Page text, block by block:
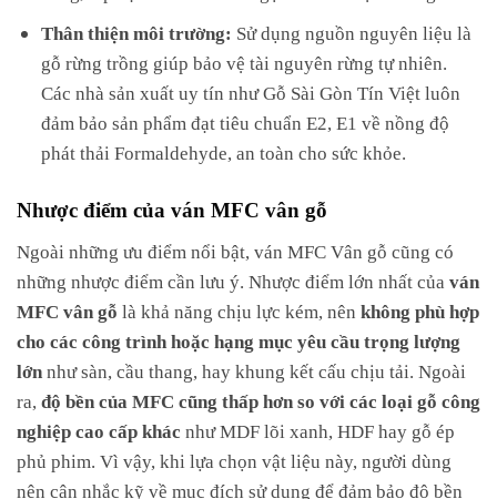
Thân thiện môi trường: Sử dụng nguồn nguyên liệu là
gỗ rừng trồng giúp bảo vệ tài nguyên rừng tự nhiên.
Các nhà sản xuất uy tín như Gỗ Sài Gòn Tín Việt luôn
đảm bảo sản phẩm đạt tiêu chuẩn E2, E1 về nồng độ
phát thải Formaldehyde, an toàn cho sức khỏe.
Nhược điểm của ván MFC vân gỗ
Ngoài những ưu điểm nổi bật, ván MFC Vân gỗ cũng có
những nhược điểm cần lưu ý. Nhược điểm lớn nhất của ván
MFC vân gỗ là khả năng chịu lực kém, nên không phù hợp
cho các công trình hoặc hạng mục yêu cầu trọng lượng
lớn như sàn, cầu thang, hay khung kết cấu chịu tải. Ngoài
ra, độ bền của MFC cũng thấp hơn so với các loại gỗ công
nghiệp cao cấp khác như MDF lõi xanh, HDF hay gỗ ép
phủ phim. Vì vậy, khi lựa chọn vật liệu này, người dùng
nên cân nhắc kỹ về mục đích sử dụng để đảm bảo độ bền